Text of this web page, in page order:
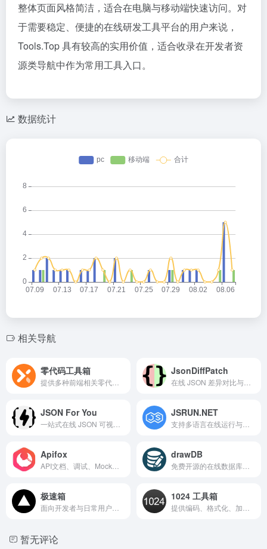
整体页面风格简洁，适合在电脑与移动端快速访问。对
于需要稳定、便捷的在线研发工具平台的用户来说，
Tools.Top 具有较高的实用价值，适合收录在开发者资
源类导航中作为常用工具入口。
数据统计
相关导航
零代码工具箱 JsonDiffPatch
JSON For You JSRUN.NET
Apifox drawDB
极速箱 1024 工具箱
暂无评论